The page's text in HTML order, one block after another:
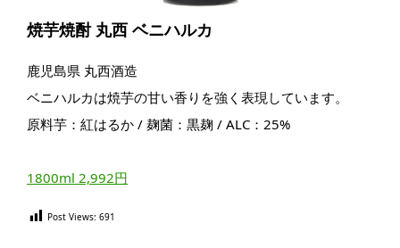
焼芋焼酎 丸西 ベニハルカ
鹿児島県 丸西酒造
ベニハルカは焼芋の甘い香りを強く表現しています。
原料芋：紅はるか / 麹菌：黒麹 / ALC：25%
1800ml 2,992円
Post Views: 691